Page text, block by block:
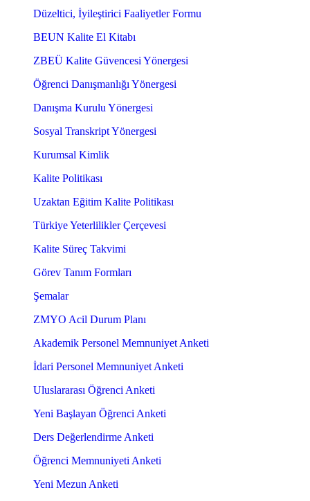
Düzeltici, İyileştirici Faaliyetler Formu
BEUN Kalite El Kitabı
ZBEÜ Kalite Güvencesi Yönergesi
Öğrenci Danışmanlığı Yönergesi
Danışma Kurulu Yönergesi
Sosyal Transkript Yönergesi
Kurumsal Kimlik
Kalite Politikası
Uzaktan Eğitim Kalite Politikası
Türkiye Yeterlilikler Çerçevesi
Kalite Süreç Takvimi
Görev Tanım Formları
Şemalar
ZMYO Acil Durum Planı
Akademik Personel Memnuniyet Anketi
İdari Personel Memnuniyet Anketi
Uluslararası Öğrenci Anketi
Yeni Başlayan Öğrenci Anketi
Ders Değerlendirme Anketi
Öğrenci Memnuniyeti Anketi
Yeni Mezun Anketi